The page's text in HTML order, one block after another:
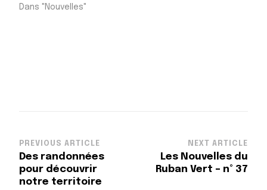
Dans "Nouvelles"
Post
Navigation
PREVIOUS ARTICLE
Des randonnées
pour découvrir
notre territoire
NEXT ARTICLE
Les Nouvelles du
Ruban Vert – n° 37